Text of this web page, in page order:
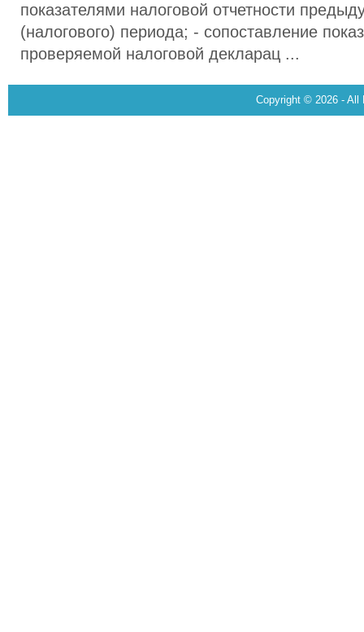
показателями налоговой отчетности
(налогового) периода; - сопоставление
проверяемой налоговой декларац ...
Copyright © 2026 - All